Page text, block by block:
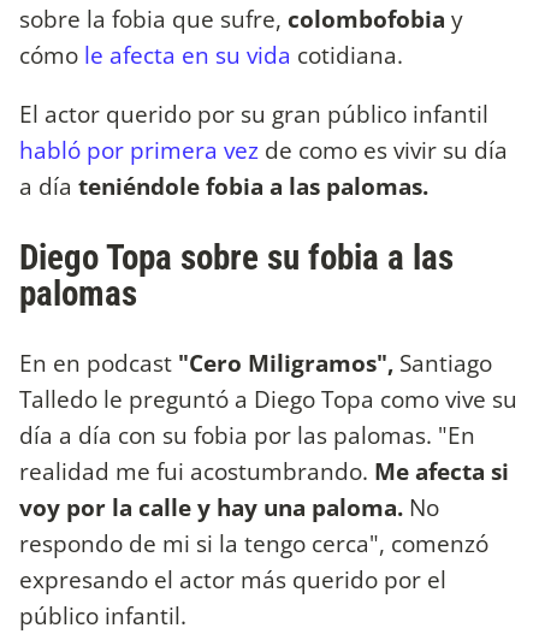
sobre la fobia que sufre, colombofobia y
cómo le afecta en su vida cotidiana.
El actor querido por su gran público infantil
habló por primera vez de como es vivir su día
a día teniéndole fobia a las palomas.
Diego Topa sobre su fobia a las
palomas
En en podcast "Cero Miligramos", Santiago
Talledo le preguntó a Diego Topa como vive su
día a día con su fobia por las palomas. "En
realidad me fui acostumbrando. Me afecta si
voy por la calle y hay una paloma. No
respondo de mi si la tengo cerca", comenzó
expresando el actor más querido por el
público infantil.